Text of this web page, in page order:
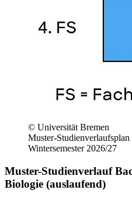
© Universität Bremen
Muster-
Wintersemester 2026/27
Muster-Studienverlauf
Biologie (auslaufend)